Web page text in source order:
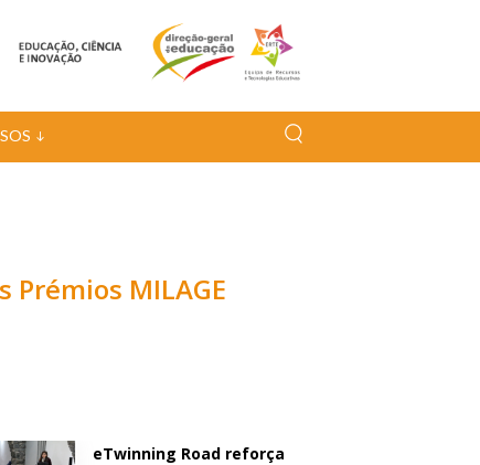
Prémios MILAGE
eTwinning Road reforça